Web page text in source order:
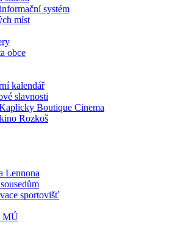
systém
míst
obce
kalendář
slavnosti
Boutique Cinema
Rozkoš
Lennona
sportovišť
MÚ